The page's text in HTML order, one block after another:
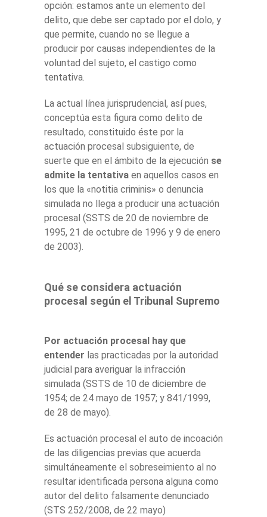
opción: estamos ante un elemento del
delito, que debe ser captado por el dolo, y
que permite, cuando no se llegue a
producir por causas independientes de la
voluntad del sujeto, el castigo como
tentativa.
La actual línea jurisprudencial, así pues,
conceptúa esta figura como delito de
resultado, constituido éste por la
actuación procesal subsiguiente, de
suerte que en el ámbito de la ejecución se
admite la tentativa en aquellos casos en
los que la «notitia criminis» o denuncia
simulada no llega a producir una actuación
procesal (SSTS de 20 de noviembre de
1995, 21 de octubre de 1996 y 9 de enero
de 2003).
Qué se considera actuación
procesal según el Tribunal Supremo
Por actuación procesal hay que
entender las practicadas por la autoridad
judicial para averiguar la infracción
simulada (SSTS de 10 de diciembre de
1954; de 24 mayo de 1957; y 841/1999,
de 28 de mayo).
Es actuación procesal el auto de incoación
de las diligencias previas que acuerda
simultáneamente el sobreseimiento al no
resultar identificada persona alguna como
autor del delito falsamente denunciado
(STS 252/2008, de 22 mayo)